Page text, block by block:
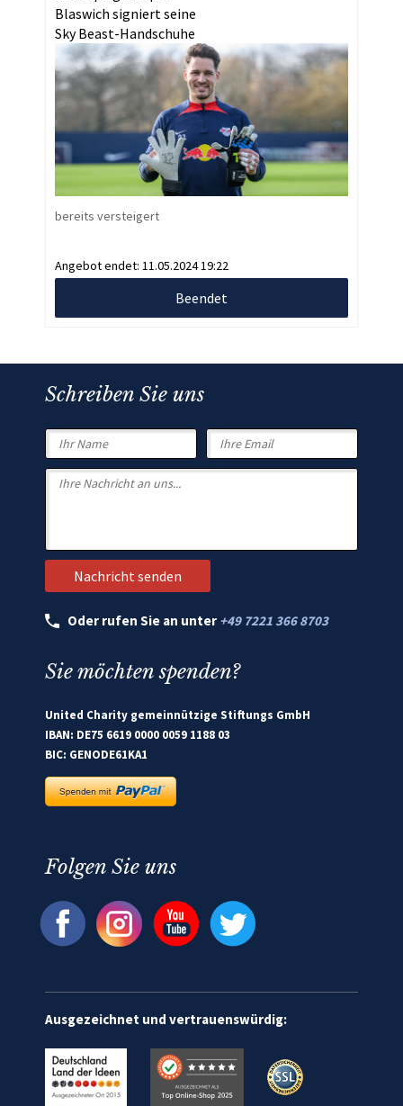
Blaswich signiert seine
Sky Beast-Handschuhe
bereits versteigert
Angebot endet: 11.05.2024 19:22
Beendet
Schreiben Sie uns
Oder rufen Sie an unter +49 7221 366 8703
Sie möchten spenden?
United Charity gemeinnützige Stiftungs GmbH
IBAN: DE75 6619 0000 0059 1188 03
BIC: GENODE61KA1
Folgen Sie uns
Ausgezeichnet und vertrauenswürdig: